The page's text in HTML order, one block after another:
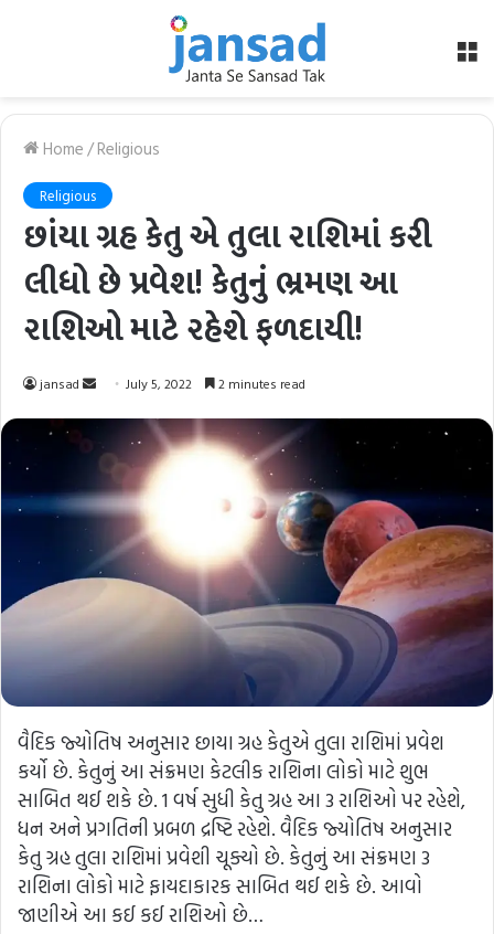
Home/Religious
Religious
છાંયા ગ્રહ કેતુ એ તુલા રાશિમાં કરી
લીધો છે પ્રવેશ! કેતુનું ભ્રમણ આ
રાશિઓ માટે રહેશે ફળદાયી!
jansad
Send July 5, 2022 2 minutes read
વૈદિક જ્યોતિષ અનુસાર છાયા ગ્રહ કેતુએ તુલા રાશિમાં પ્રવેશ
કર્યો છે. કેતુનું આ સંક્રમણ કેટલીક રાશિના લોકો માટે શુભ
સાબિત થઈ શકે છે. 1 વર્ષ સુધી કેતુ ગ્રહ આ 3 રાશિઓ પર રહેશે,
ધન અને પ્રગતિની પ્રબળ દ્રષ્ટિ રહેશે. વૈદિક જ્યોતિષ અનુસાર
કેતુ ગ્રહ તુલા રાશિમાં પ્રવેશી ચૂક્યો છે. કેતુનું આ સંક્રમણ 3
રાશિના લોકો માટે ફાયદાકારક સાબિત થઈ શકે છે. આવો
જાણીએ આ કઈ કઈ રાશિઓ છે…